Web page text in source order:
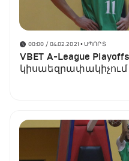
00:00 / 04.02.2021 • ՍՊՈՐՏ
VBET A-League
կիսաեզրափակիչում